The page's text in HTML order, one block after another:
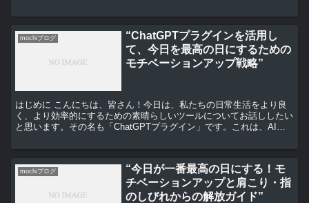
mochiブログ
“ChatGPTプラグインを活用し
て、今日を最高の日にするための
モチベーションアップ戦略”
はじめに こんにちは、皆さん！今日は、私たちの日常生活をより良
く、より効率的にするための素晴らしいツールについてお話ししたい
と思います。その名も「ChatGPTプラグイン」です。これは、AI技
mochiブログ
“今日が一番最高の日にする！モ
チベーションアップと肩こり・指
のしびれからの解放ガイド”